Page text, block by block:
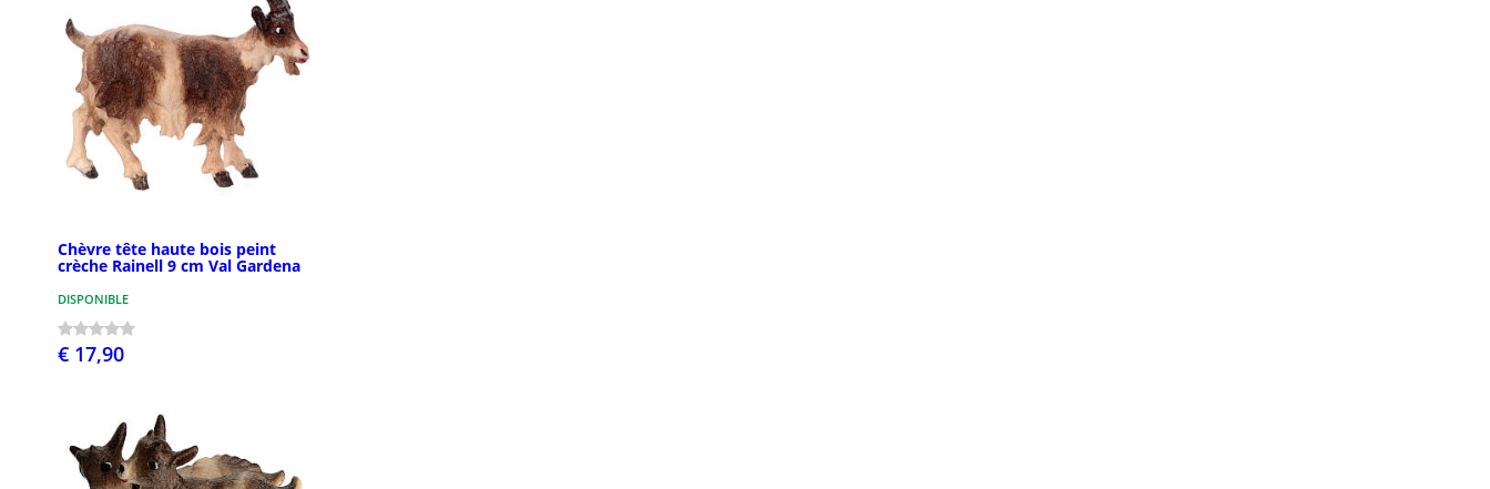
Chèvre tête haute bois peint
crèche Rainell 9 cm Val Gardena
DISPONIBLE
€ 17,90